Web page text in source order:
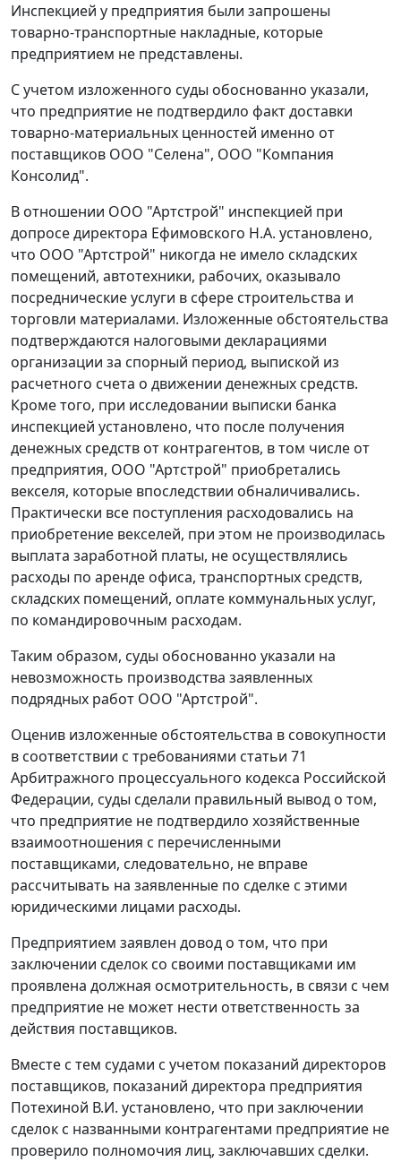
Инспекцией у предприятия были запрошены
товарно-транспортные накладные, которые
предприятием не представлены.
С учетом изложенного суды обоснованно указали,
что предприятие не подтвердило факт доставки
товарно-материальных ценностей именно от
поставщиков ООО "Селена", ООО "Компания
Консолид".
В отношении ООО "Артстрой" инспекцией при
допросе директора Ефимовского Н.А. установлено,
что ООО "Артстрой" никогда не имело складских
помещений, автотехники, рабочих, оказывало
посреднические услуги в сфере строительства и
торговли материалами. Изложенные обстоятельства
подтверждаются налоговыми декларациями
организации за спорный период, выпиской из
расчетного счета о движении денежных средств.
Кроме того, при исследовании выписки банка
инспекцией установлено, что после получения
денежных средств от контрагентов, в том числе от
предприятия, ООО "Артстрой" приобретались
векселя, которые впоследствии обналичивались.
Практически все поступления расходовались на
приобретение векселей, при этом не производилась
выплата заработной платы, не осуществлялись
расходы по аренде офиса, транспортных средств,
складских помещений, оплате коммунальных услуг,
по командировочным расходам.
Таким образом, суды обоснованно указали на
невозможность производства заявленных
подрядных работ ООО "Артстрой".
Оценив изложенные обстоятельства в совокупности
в соответствии с требованиями статьи 71
Арбитражного процессуального кодекса Российской
Федерации, суды сделали правильный вывод о том,
что предприятие не подтвердило хозяйственные
взаимоотношения с перечисленными
поставщиками, следовательно, не вправе
рассчитывать на заявленные по сделке с этими
юридическими лицами расходы.
Предприятием заявлен довод о том, что при
заключении сделок со своими поставщиками им
проявлена должная осмотрительность, в связи с чем
предприятие не может нести ответственность за
действия поставщиков.
Вместе с тем судами с учетом показаний директоров
поставщиков, показаний директора предприятия
Потехиной В.И. установлено, что при заключении
сделок с названными контрагентами предприятие не
проверило полномочия лиц, заключавших сделки.